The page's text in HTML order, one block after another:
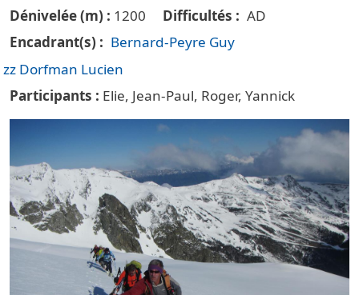
Dénivelée (m)
1200 Difficultés
AD
Encadrant(s)
Bernard-Peyre Guy
zz Dorfman Lucien
Participants
Elie, Jean-Paul, Roger, Yannick